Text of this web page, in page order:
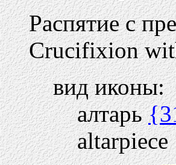
Распятие с
Crucifixion
вид иконы:
алтарь
altarpiece